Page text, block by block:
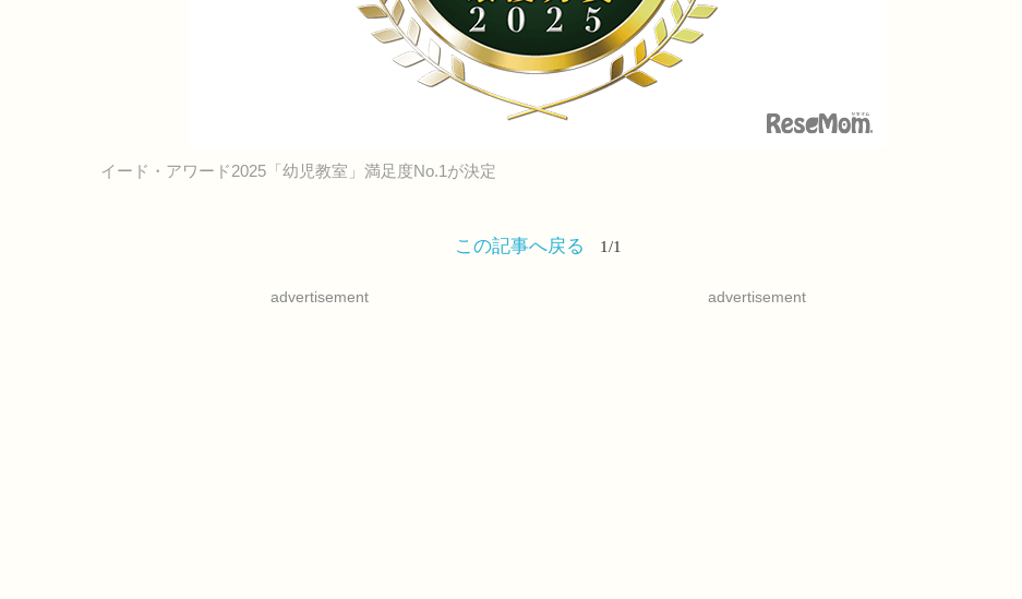
イード・アワード2025「幼児教室」満足度No.1が決定
この記事へ戻る 1/1
advertisement advertisement